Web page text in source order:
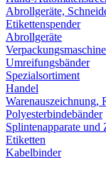
Abrollgeräte,
Etikettenspender
Abrollgeräte
Umreifungsbänder
Spezialsortiment
Handel
Warenauszeichnung,
Polyesterbindebänder
Splintenapparate und
Etiketten
Kabelbinder